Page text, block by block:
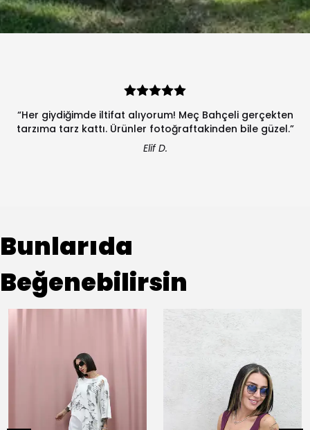
“Her giydiğimde iltifat alıyorum! Meç Bahçeli gerçekten
tarzıma tarz kattı. Ürünler fotoğraftakinden bile güzel.”
Elif D.
Bunlarıda
Beğenebilirsin